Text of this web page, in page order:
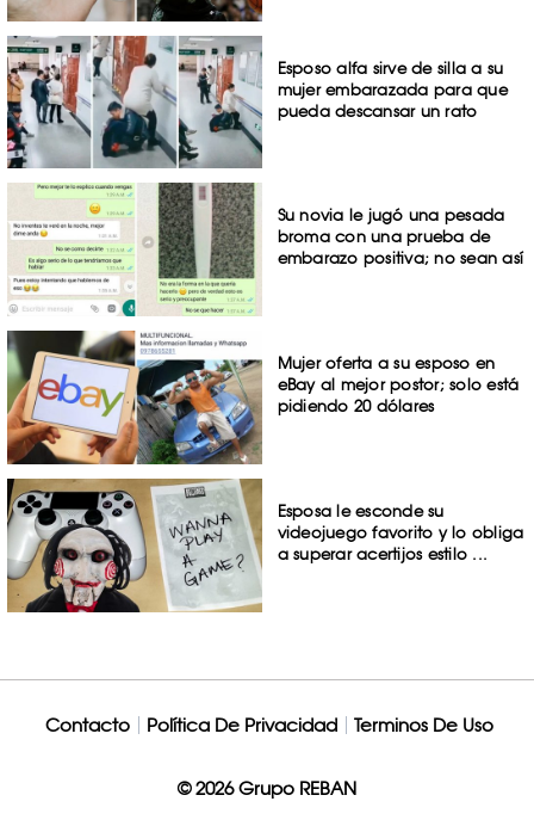
Esposo alfa sirve de silla a su
mujer embarazada para que
pueda descansar un rato
Su novia le jugó una pesada
broma con una prueba de
embarazo positiva; no sean así
Mujer oferta a su esposo en
eBay al mejor postor; solo está
pidiendo 20 dólares
Esposa le esconde su
videojuego favorito y lo obliga
a superar acertijos estilo ...
Contacto Política De Privacidad Terminos De Uso
© 2026 Grupo REBAN